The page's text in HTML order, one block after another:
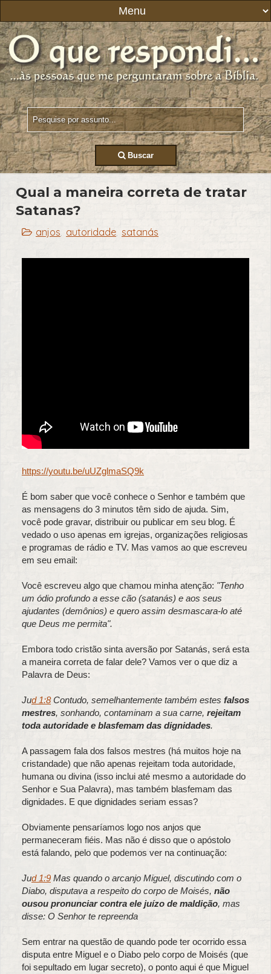
Buscar
Qual a maneira correta de tratar
Satanas?
anjos, autoridade, satanás
https://youtu.be/uUZglmaSQ9k
É bom saber que você conhece o Senhor e também que
as mensagens do 3 minutos têm sido de ajuda. Sim,
você pode gravar, distribuir ou publicar em seu blog. É
vedado o uso apenas em igrejas, organizações religiosas
e programas de rádio e TV. Mas vamos ao que escreveu
em seu email:
Você escreveu algo que chamou minha atenção: "Tenho
um ódio profundo a esse cão (satanás) e aos seus
ajudantes (demônios) e quero assim desmascara-lo até
que Deus me permita".
Embora todo cristão sinta aversão por Satanás, será esta
a maneira correta de falar dele? Vamos ver o que diz a
Palavra de Deus:
Jud 1:8Contudo, semelhantemente também estes falsos
mestres, sonhando, contaminam a sua carne, rejeitam
toda autoridade e blasfemam das dignidades.
A passagem fala dos falsos mestres (há muitos hoje na
cristandade) que não apenas rejeitam toda autoridade,
humana ou divina (isso inclui até mesmo a autoridade do
Senhor e Sua Palavra), mas também blasfemam das
dignidades. E que dignidades seriam essas?
Obviamente pensaríamos logo nos anjos que
permaneceram fiéis. Mas não é disso que o apóstolo
está falando, pelo que podemos ver na continuação:
Jud 1:9 Mas quando o arcanjo Miguel, discutindo com o
Diabo, disputava a respeito do corpo de Moisés, não
ousou pronunciar contra ele juízo de maldição, mas
disse: O Senhor te repreenda
Sem entrar na questão de quando pode ter ocorrido essa
disputa entre Miguel e o Diabo pelo corpo de Moisés (que
foi sepultado em lugar secreto), o ponto aqui é que Miguel